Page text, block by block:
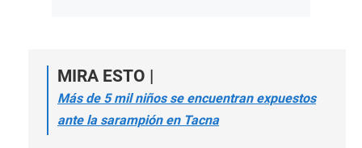
MIRA ESTO |
Más de 5 mil niños se encuentran expuestos
ante la sarampión en Tacna